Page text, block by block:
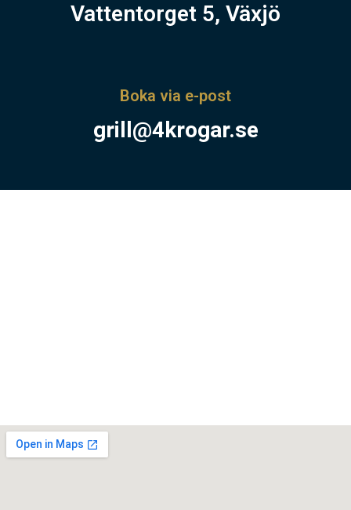
Vattentorget 5, Växjö
Boka via e-post
grill@4krogar.se